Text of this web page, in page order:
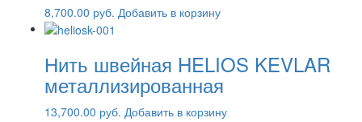
8,700.00 руб. Добавить в корзину
Нить швейная HELIOS KEVLAR
металлизированная
13,700.00 руб. Добавить в корзину